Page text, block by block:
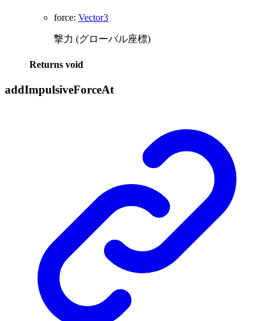
force: Vector3
撃力 (グローバル座標)
Returns void
addImpulsiveForceAt